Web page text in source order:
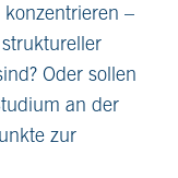
–
Oder sollen
an der
zur